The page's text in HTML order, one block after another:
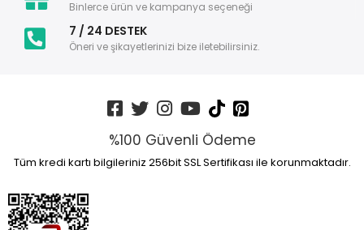
Binlerce ürün ve kampanya seçeneği
7 / 24 DESTEK
Öneri ve şikayetlerinizi bize iletebilirsiniz.
%100 Güvenli Ödeme
Tüm kredi kartı bilgileriniz 256bit SSL Sertifikası ile korunmaktadır.